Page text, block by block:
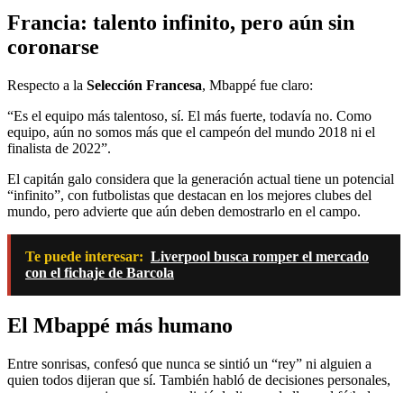
Francia: talento infinito, pero aún sin
coronarse
Respecto a la Selección Francesa, Mbappé fue claro:
“Es el equipo más talentoso, sí. El más fuerte, todavía no. Como
equipo, aún no somos más que el campeón del mundo 2018 ni el
finalista de 2022”.
El capitán galo considera que la generación actual tiene un potencial
“infinito”, con futbolistas que destacan en los mejores clubes del
mundo, pero advierte que aún deben demostrarlo en el campo.
Te puede interesar: Liverpool busca romper el mercado
con el fichaje de Barcola
El Mbappé más humano
Entre sonrisas, confesó que nunca se sintió un “rey” ni alguien a
quien todos dijeran que sí. También habló de decisiones personales,